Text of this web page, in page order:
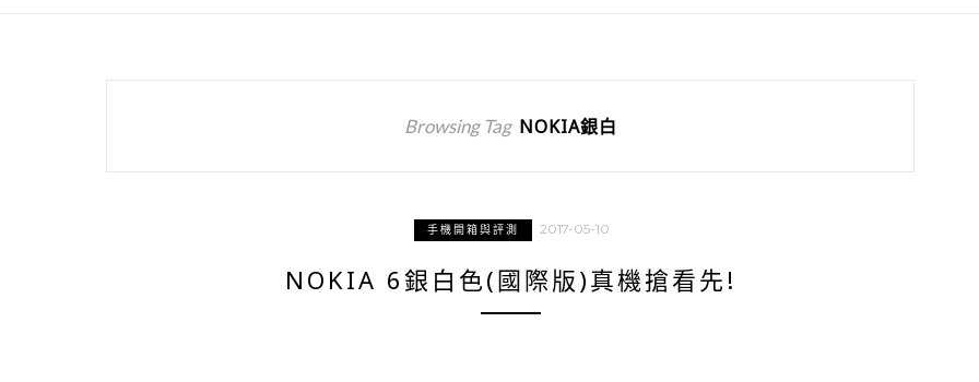
Browsing Tag NOKIA銀白
手機開箱與評測 2017-05-10
NOKIA 6銀白色(國際版)真機搶看先!